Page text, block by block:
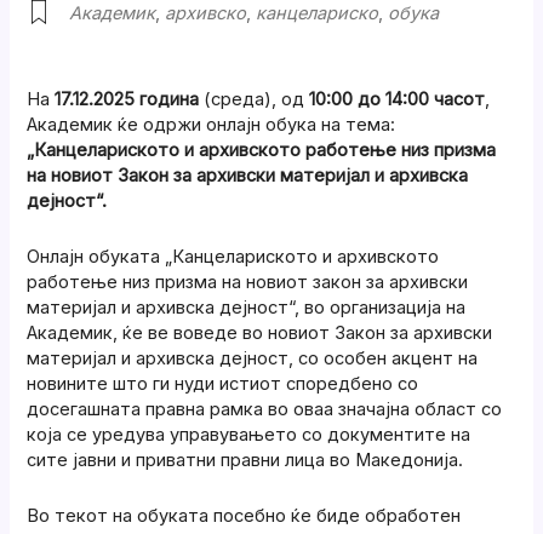
Академик, архивско, канцелариско, обука
На 17.12.2025 година (среда), од10:00 до 14:00 часот,
Академик ќе одржи онлајн обука на тема:
„Канцелариското и архивското работење низ призма
на новиот Закон за архивски материјал и архивска
дејност“.
Онлајн обуката „Канцелариското и архивското
работење низ призма на новиот закон за архивски
материјал и архивска дејност“, во организација на
Академик, ќе ве воведе во новиот Закон за архивски
материјал и архивска дејност, со особен акцент на
новините што ги нуди истиот споредбено со
досегашната правна рамка во оваа значајна област со
која се уредува управувањето со документите на
сите јавни и приватни правни лица во Македонија.
Во текот на обуката посебно ќе биде обработен